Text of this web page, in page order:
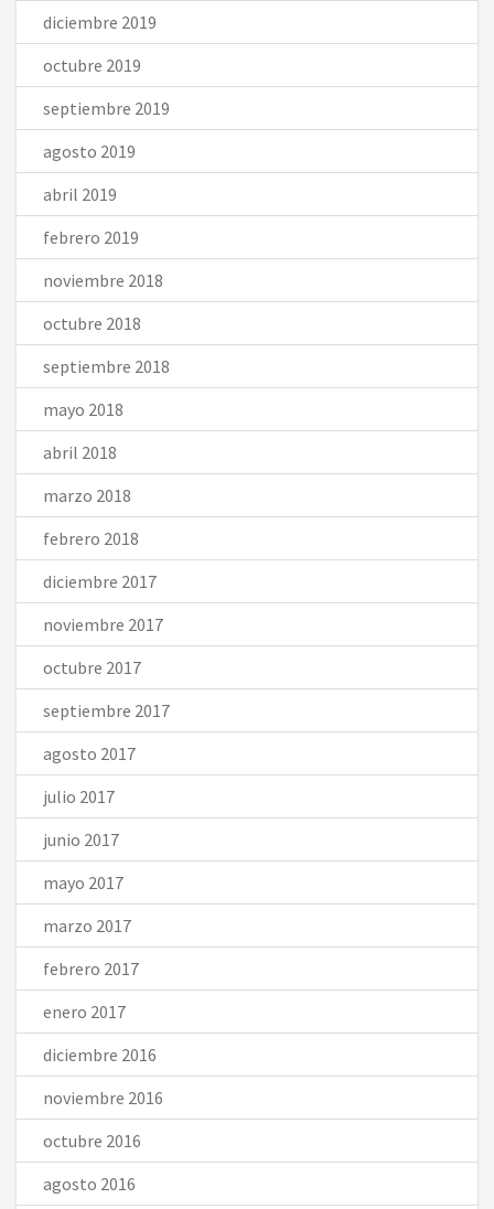
diciembre 2019
octubre 2019
septiembre 2019
agosto 2019
abril 2019
febrero 2019
noviembre 2018
octubre 2018
septiembre 2018
mayo 2018
abril 2018
marzo 2018
febrero 2018
diciembre 2017
noviembre 2017
octubre 2017
septiembre 2017
agosto 2017
julio 2017
junio 2017
mayo 2017
marzo 2017
febrero 2017
enero 2017
diciembre 2016
noviembre 2016
octubre 2016
agosto 2016